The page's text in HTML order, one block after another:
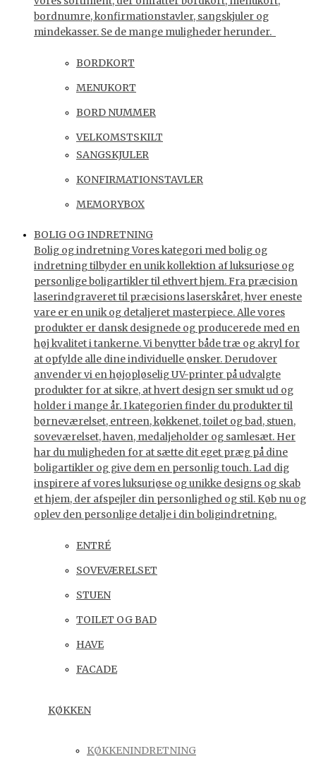
bordnumre, konfirmationstavler, sangskjuler og
mindekasser. Se de mange muligheder herunder.
BORDKORT
MENUKORT
BORD NUMMER
VELKOMSTSKILT
SANGSKJULER
KONFIRMATIONSTAVLER
MEMORYBOX
BOLIG OG INDRETNING
Bolig og indretning Vores kategori med bolig og
indretning tilbyder en unik kollektion af luksuriøse og
personlige boligartikler til ethvert hjem. Fra præcision
laserindgraveret til præcisions laserskåret, hver eneste
vare er en unik og detaljeret masterpiece. Alle vores
produkter er dansk designede og producerede med en
høj kvalitet i tankerne. Vi benytter både træ og akryl for
at opfylde alle dine individuelle ønsker. Derudover
anvender vi en højopløselig UV-printer på udvalgte
produkter for at sikre, at hvert design ser smukt ud og
holder i mange år. I kategorien finder du produkter til
børneværelset, entreen, køkkenet, toilet og bad, stuen,
soveværelset, haven, medaljeholder og samlesæt. Her
har du muligheden for at sætte dit eget præg på dine
boligartikler og give dem en personlig touch. Lad dig
inspirere af vores luksuriøse og unikke designs og skab
et hjem, der afspejler din personlighed og stil. Køb nu og
oplev den personlige detalje i din boligindretning.
ENTRÉ
SOVEVÆRELSET
STUEN
TOILET OG BAD
HAVE
FACADE
KØKKEN
KØKKENINDRETNING